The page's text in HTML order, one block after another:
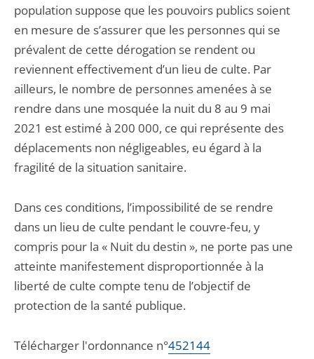
population suppose que les pouvoirs publics soient
en mesure de s’assurer que les personnes qui se
prévalent de cette dérogation se rendent ou
reviennent effectivement d’un lieu de culte. Par
ailleurs, le nombre de personnes amenées à se
rendre dans une mosquée la nuit du 8 au 9 mai
2021 est estimé à 200 000, ce qui représente des
déplacements non négligeables, eu égard à la
fragilité de la situation sanitaire.
Dans ces conditions, l’impossibilité de se rendre
dans un lieu de culte pendant le couvre-feu, y
compris pour la « Nuit du destin », ne porte pas une
atteinte manifestement disproportionnée à la
liberté de culte compte tenu de l’objectif de
protection de la santé publique.
Télécharger l'ordonnance n°452144